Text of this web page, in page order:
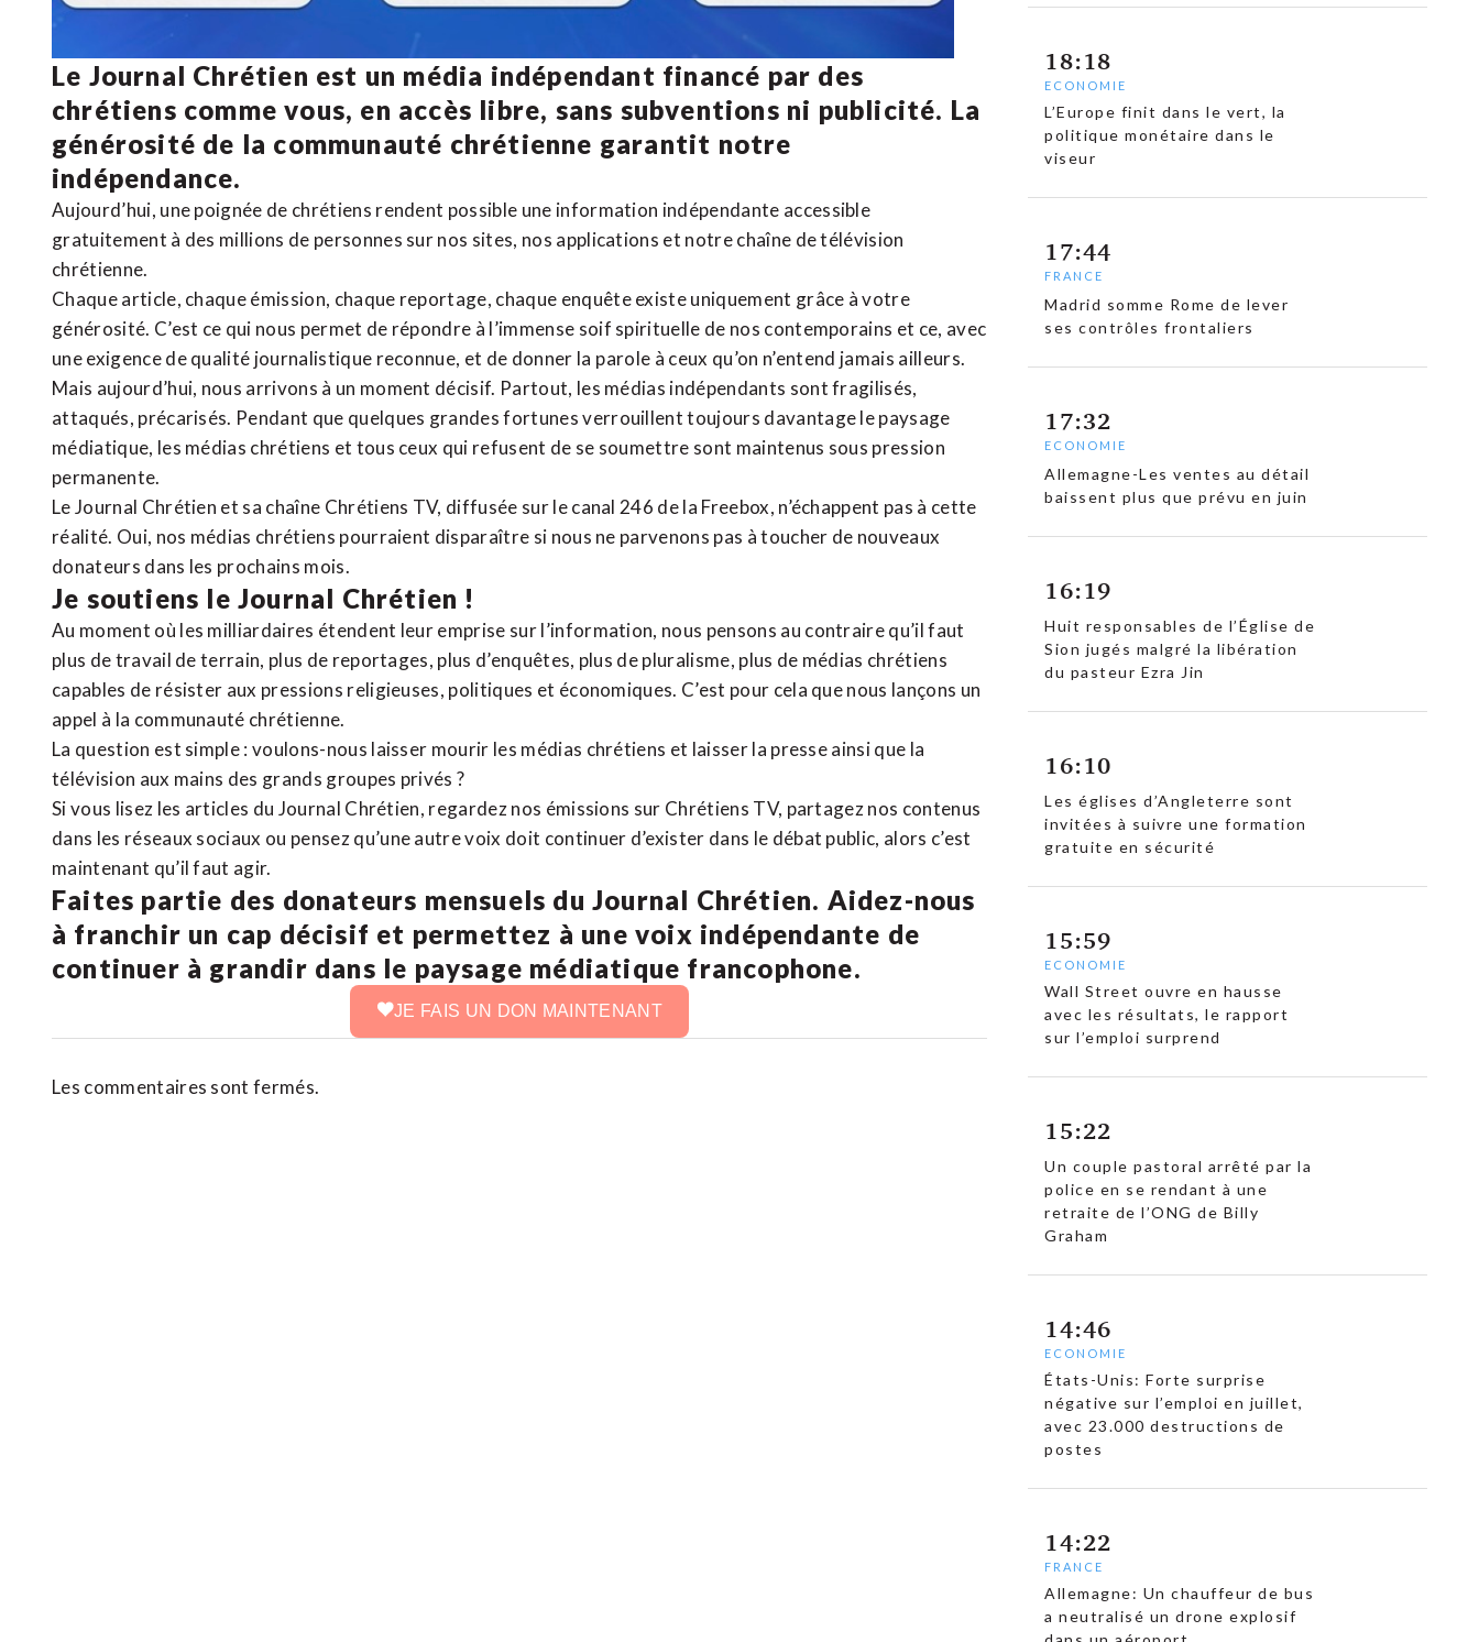
Le Journal Chrétien est un média indépendant financé par des
chrétiens comme vous, en accès libre, sans subventions ni publicité. La
générosité de la communauté chrétienne garantit notre
indépendance.
Aujourd’hui, une poignée de chrétiens rendent possible une information indépendante accessible
gratuitement à des millions de personnes sur nos sites, nos applications et notrechaîne de télévision
chrétienne.
Chaque article, chaque émission, chaque reportage, chaque enquête existe uniquement grâce à votre
générosité. C’est ce qui nous permet de répondre à l’immense soif spirituelle de nos contemporains et ce, avec
une exigence de qualité journalistique reconnue, et de donner la parole à ceux qu’on n’entend jamais ailleurs.
Mais aujourd’hui, nous arrivons à un moment décisif. Partout, les médias indépendants sont fragilisés,
attaqués, précarisés. Pendant que quelques grandes fortunes verrouillent toujours davantage le paysage
médiatique, les médias chrétiens et tous ceux qui refusent de se soumettre sont maintenus sous pression
permanente.
Le Journal Chrétien et sa chaîne Chrétiens TV, diffusée sur le canal 246 de la Freebox, n’échappent pas à cette
réalité. Oui, nos médias chrétiens pourraient disparaître si nous ne parvenons pas à toucher de nouveaux
donateurs dans les prochains mois.
Je soutiens le Journal Chrétien !
Au moment où les milliardaires étendent leur emprise sur l’information, nous pensons au contraire qu’il faut
plus de travail de terrain, plus de reportages, plus d’enquêtes, plus de pluralisme, plus de médias chrétiens
capables de résister aux pressions religieuses, politiques et économiques. C’est pour cela que nous lançons un
appel à la communauté chrétienne.
La question est simple : voulons-nous laisser mourir les médias chrétiens et laisser la presse ainsi que la
télévision aux mains des grands groupes privés ?
Si vous lisez les articles du Journal Chrétien, regardez nos émissions sur Chrétiens TV, partagez nos contenus
dans les réseaux sociaux ou pensez qu’une autre voix doit continuer d’exister dans le débat public, alors c’est
maintenant qu’il faut agir.
Faites partie des donateurs mensuels du Journal Chrétien. Aidez-nous
à franchir un cap décisif et permettez à une voix indépendante de
continuer à grandir dans le paysage médiatique francophone.
JE FAIS UN DON MAINTENANT
Les commentaires sont fermés.
18:18
ECONOMIE
L’Europe finit dans le vert, la
politique monétaire dans le
viseur
17:44
FRANCE
Madrid somme Rome de lever
ses contrôles frontaliers
17:32
ECONOMIE
Allemagne-Les ventes au détail
baissent plus que prévu en juin
16:19
Huit responsables de l’Église de
Sion jugés malgré la libération
du pasteur Ezra Jin
16:10
Les églises d’Angleterre sont
invitées à suivre une formation
gratuite en sécurité
15:59
ECONOMIE
Wall Street ouvre en hausse
avec les résultats, le rapport
sur l’emploi surprend
15:22
Un couple pastoral arrêté par la
police en se rendant à une
retraite de l’ONG de Billy
Graham
14:46
ECONOMIE
États-Unis: Forte surprise
négative sur l’emploi en juillet,
avec 23.000 destructions de
postes
14:22
FRANCE
Allemagne: Un chauffeur de bus
a neutralisé un drone explosif